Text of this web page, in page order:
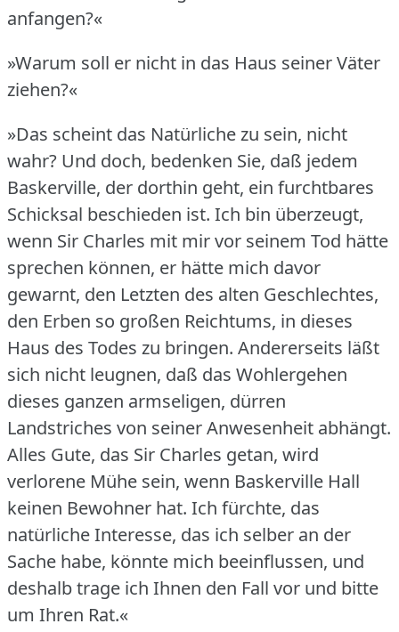
anfangen?«
»Warum soll er nicht in das Haus seiner Väter
ziehen?«
»Das scheint das Natürliche zu sein, nicht
wahr? Und doch, bedenken Sie, daß jedem
Baskerville, der dorthin geht, ein furchtbares
Schicksal beschieden ist. Ich bin überzeugt,
wenn Sir Charles mit mir vor seinem Tod hätte
sprechen können, er hätte mich davor
gewarnt, den Letzten des alten Geschlechtes,
den Erben so großen Reichtums, in dieses
Haus des Todes zu bringen. Andererseits läßt
sich nicht leugnen, daß das Wohlergehen
dieses ganzen armseligen, dürren
Landstriches von seiner Anwesenheit abhängt.
Alles Gute, das Sir Charles getan, wird
verlorene Mühe sein, wenn Baskerville Hall
keinen Bewohner hat. Ich fürchte, das
natürliche Interesse, das ich selber an der
Sache habe, könnte mich beeinflussen, und
deshalb trage ich Ihnen den Fall vor und bitte
um Ihren Rat.«